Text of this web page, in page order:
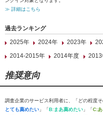
≫ 詳細はこちら
過去ランキング
2025年
2024年 2023年
2014-2015年
2014年度 2013
推奨意向
調査企業のサービス利用者に、「どの程度
とても薦めたい 」「B:まあ薦めたい 」「C: